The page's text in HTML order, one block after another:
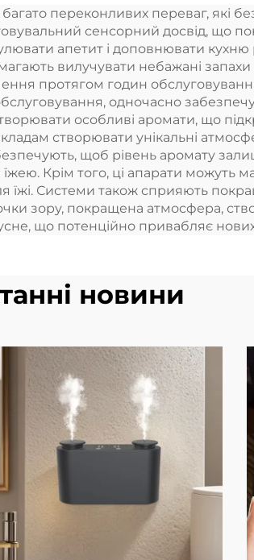
олії
туман
розумний
контроль
дифузер
переконливих переваг, які
сенсорний досвід, що
апетит і доповнювати
вилучувати небажані
протягом годин
одночасно
особливі аромати, що
створювати унікальні
щоб рівень аромату
Крім того, ці апарати можуть
їжі. Системи також сприяють
зору, покращена атмосфера,
що потенційно привабляє нових
новини